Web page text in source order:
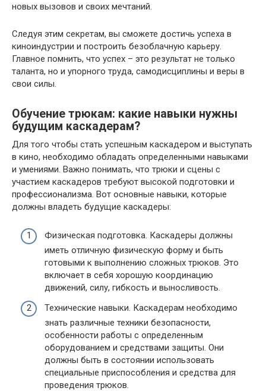
новых вызовов и своих мечтаний.
Следуя этим секретам, вы сможете достичь успеха в
киноиндустрии и построить безоблачную карьеру.
Главное помнить, что успех – это результат не только
таланта, но и упорного труда, самодисциплины и веры в
свои силы.
Обучение трюкам: какие навыки нужны
будущим каскадерам?
Для того чтобы стать успешным каскадером и выступать
в кино, необходимо обладать определенными навыками
и умениями. Важно понимать, что трюки и сцены с
участием каскадеров требуют высокой подготовки и
профессионализма. Вот основные навыки, которые
должны владеть будущие каскадеры:
Физическая подготовка. Каскадеры должны
иметь отличную физическую форму и быть
готовыми к выполнению сложных трюков. Это
включает в себя хорошую координацию
движений, силу, гибкость и выносливость.
Технические навыки. Каскадерам необходимо
знать различные техники безопасности,
особенности работы с определенным
оборудованием и средствами защиты. Они
должны быть в состоянии использовать
специальные приспособления и средства для
проведения трюков.